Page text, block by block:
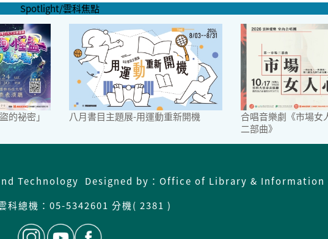
Spotlight/雲科焦點
的祕密」 八月書目主題展-用運動重新開機
合唱音樂劇《市場
二部曲》
Technology Designed by：Office of Library & Information
科總機： 05-5342601 分機( 2381 )